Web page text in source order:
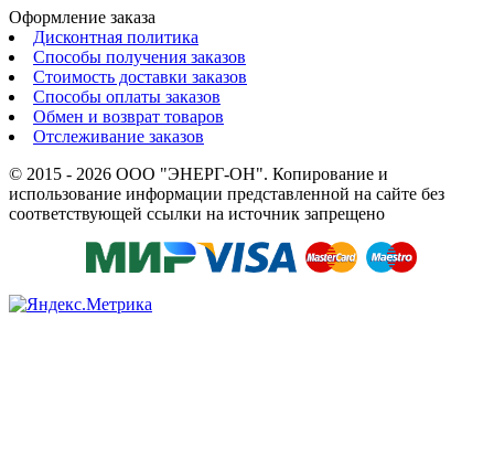
Оформление заказа
Дисконтная политика
Способы получения заказов
Стоимость доставки заказов
Способы оплаты заказов
Обмен и возврат товаров
Отслеживание заказов
© 2015 - 2026 ООО "ЭНЕРГ-ОН". Копирование и
использование информации представленной на сайте без
соответствующей ссылки на источник запрещено